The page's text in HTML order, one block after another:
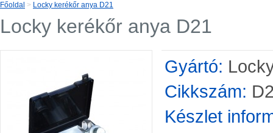
Főoldal > Locky kerékőr anya D21
Locky kerékőr anya D21
Gyártó:
Cikkszám:
Készlet